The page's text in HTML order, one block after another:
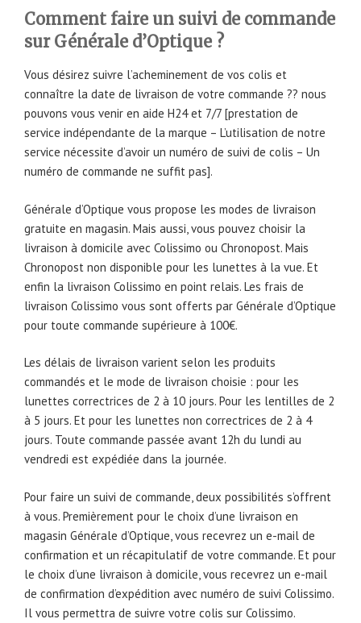
Comment faire un suivi de commande
sur Générale d’Optique ?
Vous désirez suivre l’acheminement de vos colis et
connaître la date de livraison de votre commande ?? nous
pouvons vous venir en aide H24 et 7/7 [prestation de
service indépendante de la marque – L’utilisation de notre
service nécessite d’avoir un numéro de suivi de colis – Un
numéro de commande ne suffit pas].
Générale d’Optique vous propose les modes de livraison
gratuite en magasin. Mais aussi, vous pouvez choisir la
livraison à domicile avec Colissimo ou Chronopost. Mais
Chronopost non disponible pour les lunettes à la vue. Et
enfin la livraison Colissimo en point relais. Les frais de
livraison Colissimo vous sont offerts par Générale d’Optique
pour toute commande supérieure à 100€.
Les délais de livraison varient selon les produits
commandés et le mode de livraison choisie : pour les
lunettes correctrices de 2 à 10 jours. Pour les lentilles de 2
à 5 jours. Et pour les lunettes non correctrices de 2 à 4
jours. Toute commande passée avant 12h du lundi au
vendredi est expédiée dans la journée.
Pour faire un suivi de commande, deux possibilités s’offrent
à vous. Premièrement pour le choix d’une livraison en
magasin Générale d’Optique, vous recevrez un e-mail de
confirmation et un récapitulatif de votre commande. Et pour
le choix d’une livraison à domicile, vous recevrez un e-mail
de confirmation d’expédition avec numéro de suivi Colissimo.
Il vous permettra de suivre votre colis sur Colissimo.